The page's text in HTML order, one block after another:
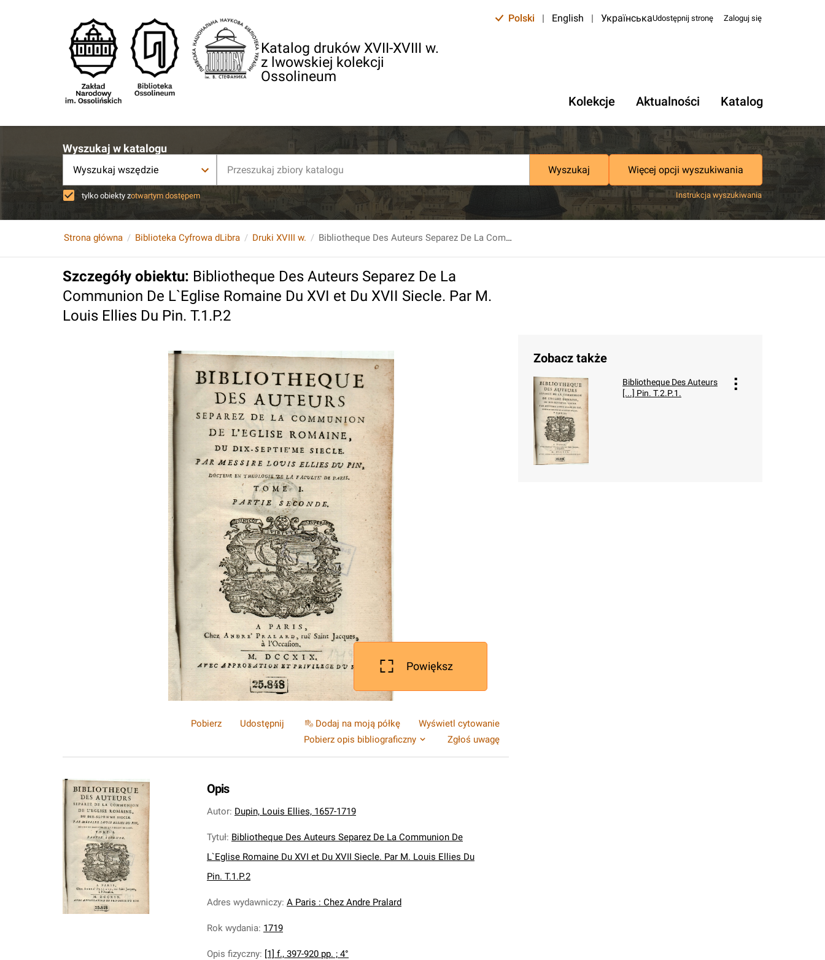
Katalog druków XVII-XVIII w.
z lwowskiej kolekcji
Ossolineum
Polski | English | УкраїнськаUdostępnij stronę Zaloguj się
Kolekcje Aktualności Katalog
Wyszukaj w katalogu
Wyszukaj wszędzie Wyszukaj Więcej opcji wyszukiwania
tylko obiekty zotwartym dostępem Instrukcja wyszukiwania
Strona główna Biblioteka Cyfrowa dLibra Druki XVIII w. Bibliotheque Des Auteurs Separez De La Communion De L`Eglise Romaine Du XVI et Du XVII Siecle. Par M. Louis Ellies Du Pin. T.1.P.2
Szczegóły obiektu: Bibliotheque Des Auteurs Separez De La
Communion De L`Eglise Romaine Du XVI et Du XVII Siecle. Par M.
Louis Ellies Du Pin. T.1.P.2
Powiększ
Pobierz Udostępnij Dodaj na moją półkę
Wyświetl cytowanie
Pobierz opis bibliograficzny
Zgłoś uwagę
Opis
Autor: Dupin, Louis Ellies, 1657-1719
Tytuł: Bibliotheque Des Auteurs Separez De La Communion De
L`Eglise Romaine Du XVI et Du XVII Siecle. Par M. Louis Ellies Du
Pin. T.1.P.2
Adres wydawniczy: A Paris : Chez Andre Pralard
Rok wydania: 1719
Opis fizyczny: [1] f., 397-920 pp. ; 4°
Zobacz także
Bibliotheque Des Auteurs
[...] Pin. T.2.P.1.